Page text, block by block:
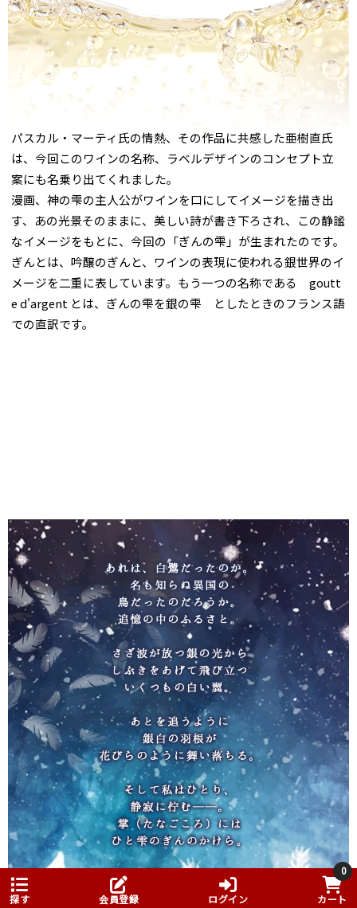
パスカル・マーティ氏の情熱、その作品に共感した亜樹直氏
は、今回このワインの名称、ラベルデザインのコンセプト立
案にも名乗り出てくれました。
漫画、神の雫の主人公がワインを口にしてイメージを描き出
す、あの光景そのままに、美しい詩が書き下ろされ、この静謐
なイメージをもとに、今回の「ぎんの雫」が生まれたのです。
ぎんとは、吟醸のぎんと、ワインの表現に使われる銀世界のイ
メージを二重に表しています。もう一つの名称である goutt
e d'argent とは、ぎんの雫を銀の雫 としたときのフランス語
での直訳です。
探す 会員登録 ログイン
0
カート